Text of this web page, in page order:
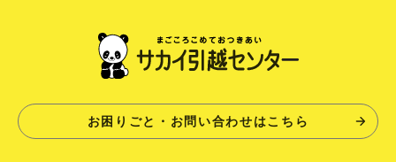
お困りごと・お問い合わせはこちら